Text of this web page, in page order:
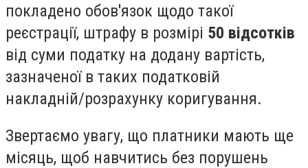
покладено обов'язок щодо такої
реєстрації, штрафу в розмірі 50 відсотків
від суми податку на додану вартість,
зазначеної в таких податковій
накладній/розрахунку коригування.
Звертаємо увагу, що платники мають ще
місяць, щоб навчитись без порушень